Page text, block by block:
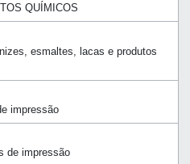
QUÍMICOS
esmaltes, lacas e produtos
impressão
de impressão